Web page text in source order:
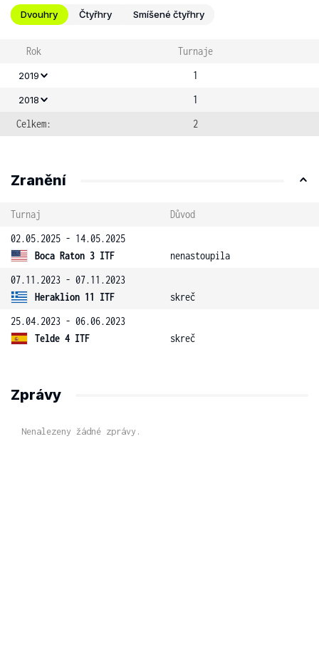
Dvouhry Čtyřhry Smíšené čtyřhry
Rok Turnaje
2019 1
2018
1
Celkem:
2
Zranění
Turnaj
Důvod
02.05.2025 - 14.05.2025
Boca Raton 3 ITF
nenastoupila
07.11.2023 - 07.11.2023
Heraklion 11 ITF
skreč
25.04.2023 - 06.06.2023
Telde 4 ITF
skreč
Zprávy
Nenalezeny žádné zprávy.